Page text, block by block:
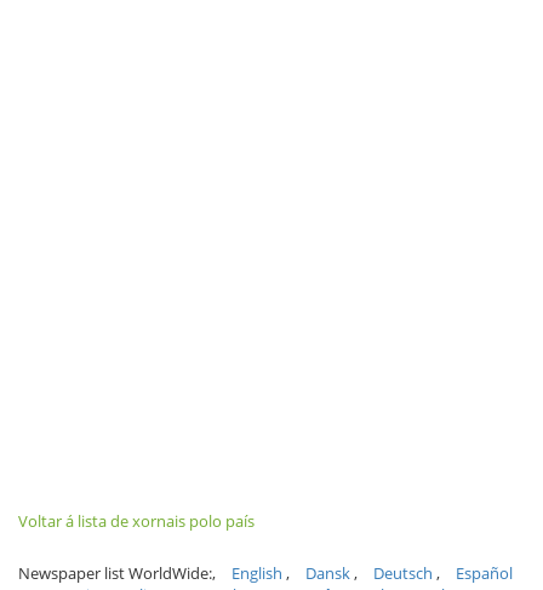
Voltar á lista de xornais polo país
Newspaper list WorldWide: English Dansk Deutsch
Español